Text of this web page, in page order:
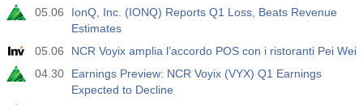
05.06
IonQ, Inc. (IONQ) Reports Q1 Loss, Beats Revenue
Estimates
05.06
NCR Voyix amplia l’accordo POS con i ristoranti Pei Wei
04.30
Earnings Preview: NCR Voyix (VYX) Q1 Earnings
Expected to Decline